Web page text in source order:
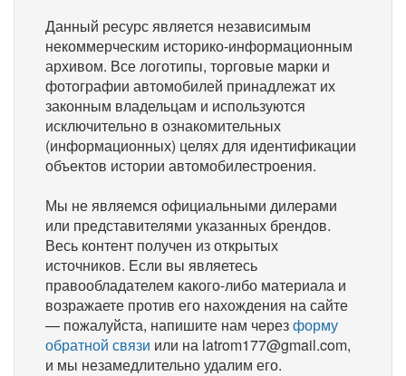
Данный ресурс является независимым
некоммерческим историко-информационным
архивом. Все логотипы, торговые марки и
фотографии автомобилей принадлежат их
законным владельцам и используются
исключительно в ознакомительных
(информационных) целях для идентификации
объектов истории автомобилестроения.
Мы не являемся официальными дилерами
или представителями указанных брендов.
Весь контент получен из открытых
источников. Если вы являетесь
правообладателем какого-либо материала и
возражаете против его нахождения на сайте
— пожалуйста, напишите нам черезформу
обратной связи или на latrom177@gmail.com,
и мы незамедлительно удалим его.